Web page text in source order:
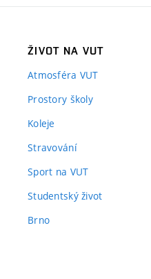
ŽIVOT NA VUT
Atmosféra VUT
Prostory školy
Koleje
Stravování
Sport na VUT
Studentský život
Brno